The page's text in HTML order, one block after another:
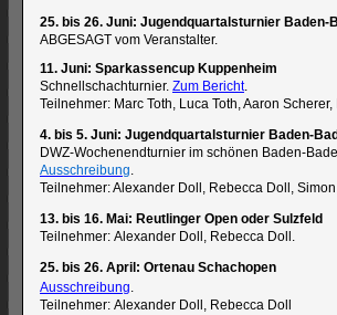
25. bis 26. Juni: Jugendquartalsturnier Baden-
ABGESAGT vom Veranstalter.
11. Juni: Sparkassencup Kuppenheim
Schnellschachturnier. Zum Bericht.
Teilnehmer: Marc Toth, Luca Toth, Aaron
4. bis 5. Juni: Jugendquartalsturnier Baden-
DWZ-Wochenendturnier im schönen Baden-
Ausschreibung.
Teilnehmer: Alexander Doll, Rebecca Doll,
13. bis 16. Mai: Reutlinger Open oder Sulzfeld
Teilnehmer: Alexander Doll, Rebecca Doll.
25. bis 26. April: Ortenau Schachopen
Ausschreibung.
Teilnehmer: Alexander Doll, Rebecca Doll